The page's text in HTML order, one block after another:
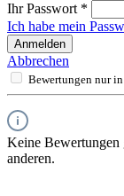
Ihr Passwort *
Ich habe mein
Anmelden
Abbrechen
Bewertungen nur
Keine Bewertungen
anderen.